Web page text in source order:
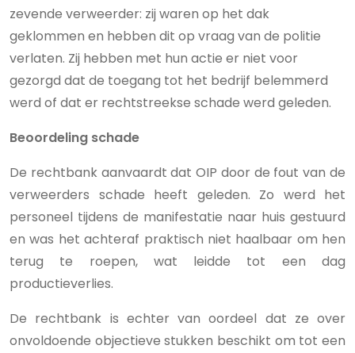
zevende verweerder: zij waren op het dak
geklommen en hebben dit op vraag van de politie
verlaten. Zij hebben met hun actie er niet voor
gezorgd dat de toegang tot het bedrijf belemmerd
werd of dat er rechtstreekse schade werd geleden.
Beoordeling schade
De rechtbank aanvaardt dat OIP door de fout van de
verweerders schade heeft geleden. Zo werd het
personeel tijdens de manifestatie naar huis gestuurd
en was het achteraf praktisch niet haalbaar om hen
terug te roepen, wat leidde tot een dag
productieverlies.
De rechtbank is echter van oordeel dat ze over
onvoldoende objectieve stukken beschikt om tot een